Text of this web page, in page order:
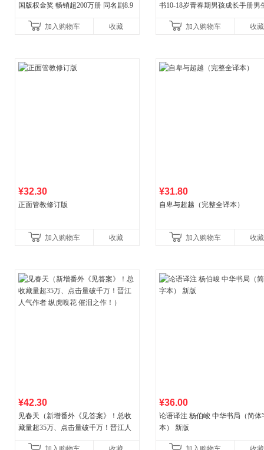
国版权金奖 畅销超200万册 同名剧8.9
加入购物车
收藏
书10-18岁青春期男孩成长手册男
育书
加入购物车 收藏
¥32.30
正面管教修订版
加入购物车 收藏
¥31.80
自卑与超越（完整全译本）
加入购物车 收藏
¥42.30
见春天（新增番外《见答案》！总收
藏量超35万、点击量破千万！晋江人
¥36.00
论语译注 杨伯峻 中华书局（简体
本） 新版